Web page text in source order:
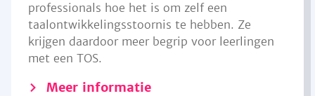
professionals hoe het is om zelf een
taalontwikkelingsstoornis te hebben. Ze
krijgen daardoor meer begrip voor leerlingen
met een TOS.
Meer informatie